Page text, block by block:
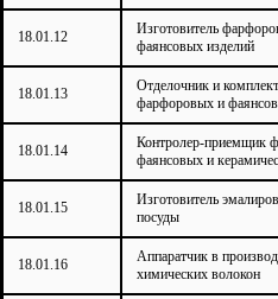
18.01.12
Изготовитель
фаянсовых изделий
18.01.13
Отделочник и
фарфоровых и
18.01.14
Контролер-приемщик
фаянсовых и
18.01.15
Изготовитель
посуды
18.01.16
Аппаратчик в
химических волокон